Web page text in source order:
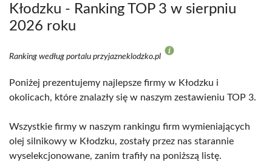
Kłodzku - Ranking TOP 3 w sierpniu
2026 roku
Ranking według portalu przyjazneklodzko.pl
Poniżej prezentujemy najlepsze firmy w Kłodzku i
okolicach, które znalazły się w naszym zestawieniu TOP 3.
Wszystkie firmy w naszym rankingu firm wymieniających
olej silnikowy w Kłodzku, zostały przez nas starannie
wyselekcjonowane, zanim trafiły na poniższą listę.